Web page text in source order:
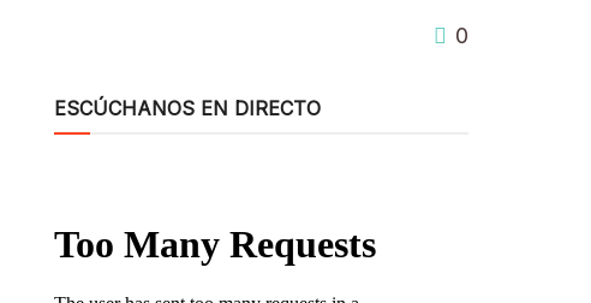
0
ESCÚCHANOS EN DIRECTO